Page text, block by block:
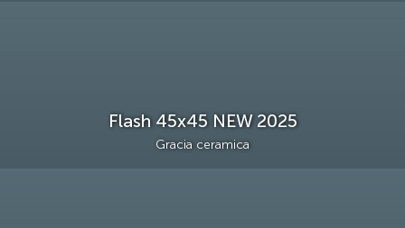
Flash 45х45 NEW 2025
Gracia ceramica